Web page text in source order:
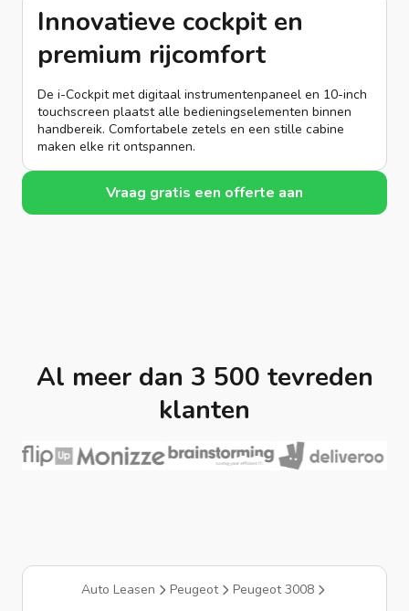
Innovatieve cockpit en
premium rijcomfort
De i-Cockpit met digitaal instrumentenpaneel en 10-inch
touchscreen plaatst alle bedieningselementen binnen
handbereik. Comfortabele zetels en een stille cabine
maken elke rit ontspannen.
Vraag gratis een offerte aan
Al meer dan 3 500 tevreden
klanten
Auto Leasen Peugeot Peugeot 3008